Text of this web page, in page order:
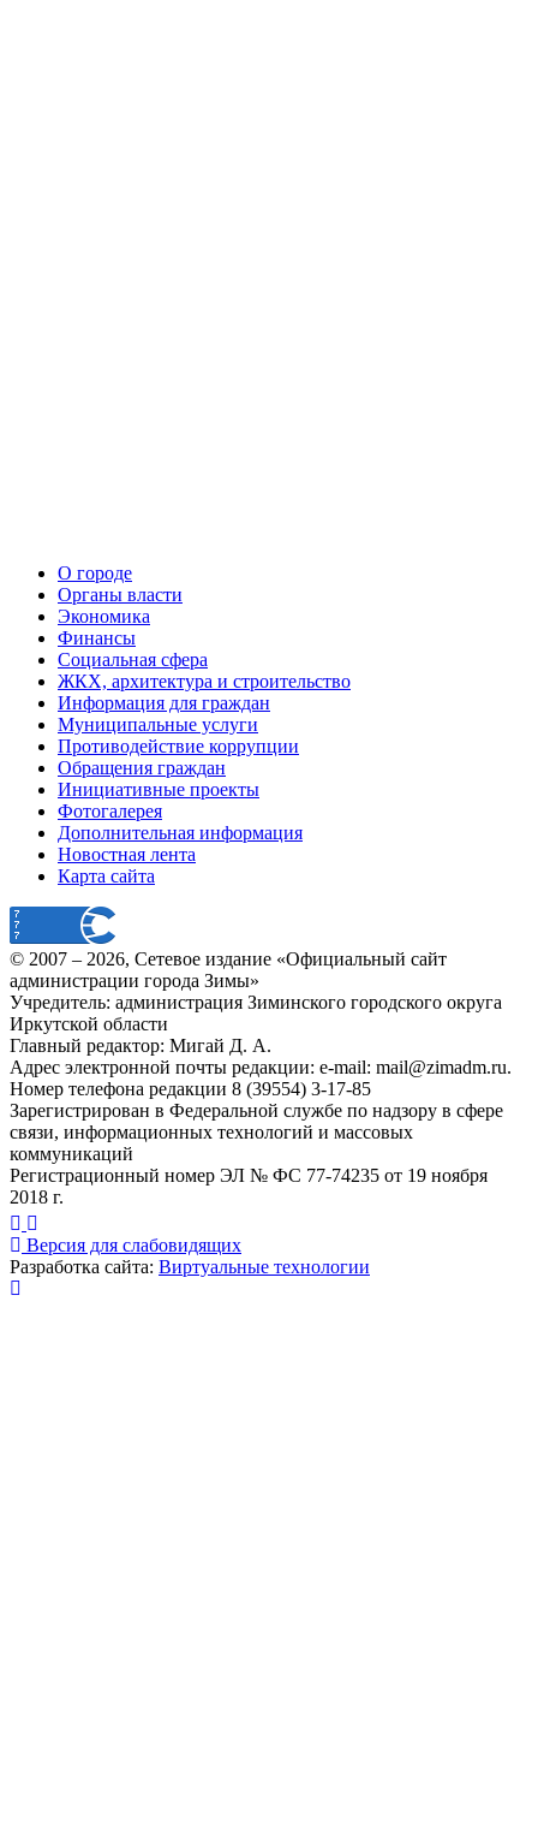
О городе
Органы власти
Экономика
Финансы
Социальная сфера
ЖКХ, архитектура и строительство
Информация для граждан
Муниципальные услуги
Противодействие коррупции
Обращения граждан
Инициативные проекты
Фотогалерея
Дополнительная информация
Новостная лента
Карта сайта
© 2007 – 2026, Сетевое издание «Официальный сайт
администрации города Зимы»
Учредитель: администрация Зиминского городского округа
Иркутской области
Главный редактор: Мигай Д. А.
Адрес электронной почты редакции: e-mail: mail@zimadm.ru.
Номер телефона редакции 8 (39554) 3-17-85
Зарегистрирован в Федеральной службе по надзору в сфере
связи, информационных технологий и массовых
коммуникаций
Регистрационный номер ЭЛ № ФС 77-74235 от 19 ноября
2018 г.
Версия для слабовидящих
Разработка сайта: Виртуальные технологии